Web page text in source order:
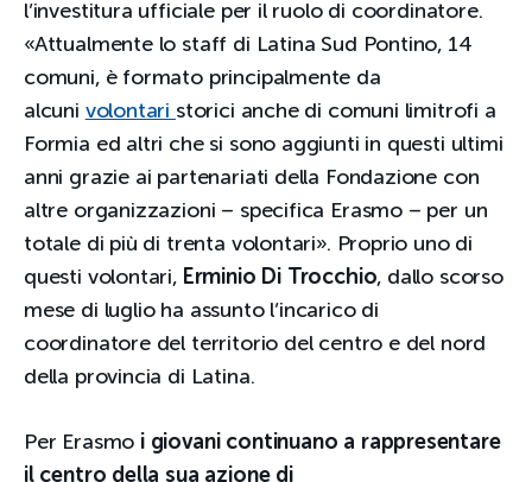
l’investitura ufficiale per il ruolo di coordinatore.
«Attualmente lo staff di Latina Sud Pontino, 14
comuni, è formato principalmente da
alcuni volontari storici anche di comuni limitrofi a
Formia ed altri che si sono aggiunti in questi ultimi
anni grazie ai partenariati della Fondazione con
altre organizzazioni – specifica Erasmo – per un
totale di più di trenta volontari». Proprio uno di
questi volontari, Erminio Di Trocchio, dallo scorso
mese di luglio ha assunto l’incarico di
coordinatore del territorio del centro e del nord
della provincia di Latina.
Per Erasmo i giovani continuano a rappresentare
il centro della sua azione di